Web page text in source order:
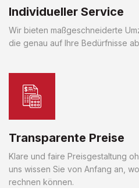
Individueller Service
Wir bieten maßgeschneiderte
die genau auf Ihre Bedürfnisse
Transparente Preise
Klare und faire Preisgestaltung
uns wissen Sie von Anfang an,
rechnen können.